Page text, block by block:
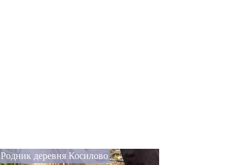
Родник деревня Косилово